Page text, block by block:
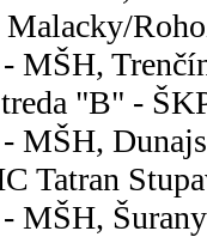
-
MŠH,
"B" -
MŠH,
- HC
MŠH, Šurany